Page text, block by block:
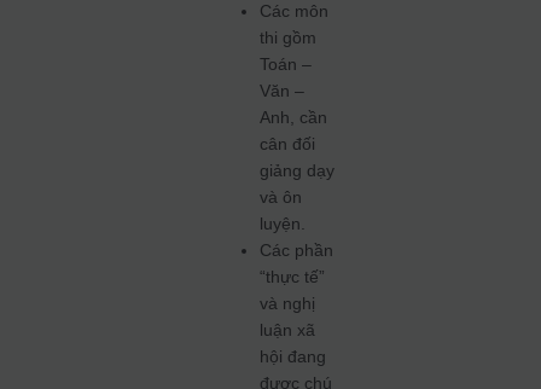
Các môn
thi gồm
Toán –
Văn –
Anh, cần
cân đối
giảng dạy
và ôn
luyện.
Các phần
“thực tế”
và nghị
luận xã
hội đang
được chú